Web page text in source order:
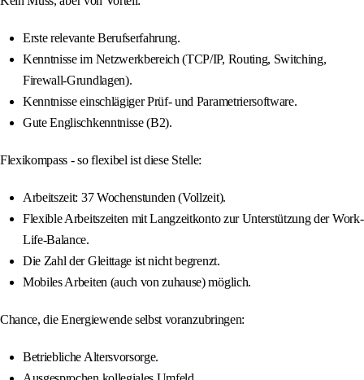
Erste relevante Berufserfahrung.
Kenntnisse im Netzwerkbereich (TCP/IP, Routing, Switching,
Firewall-Grundlagen).
Kenntnisse einschlägiger Prüf- und Parametriersoftware.
Gute Englischkenntnisse (B2).
Flexikompass - so flexibel ist diese Stelle:
Arbeitszeit: 37 Wochenstunden (Vollzeit).
Flexible Arbeitszeiten mit Langzeitkonto zur Unterstützung der Work-
Life-Balance.
Die Zahl der Gleittage ist nicht begrenzt.
Mobiles Arbeiten (auch von zuhause) möglich.
Chance, die Energiewende selbst voranzubringen:
Betriebliche Altersvorsorge.